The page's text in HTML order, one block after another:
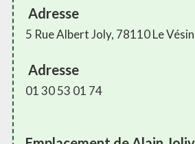
Adresse
5 Rue Albert Joly, 78110 Le
Adresse
01 30 53 01 74